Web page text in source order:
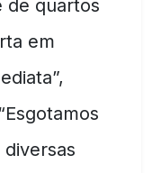
de quartos
em